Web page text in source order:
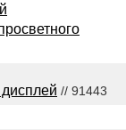
// 91443